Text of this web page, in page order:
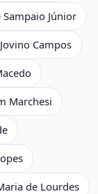
Sampaio Júnior
Campos
Marchesi
de Lourdes